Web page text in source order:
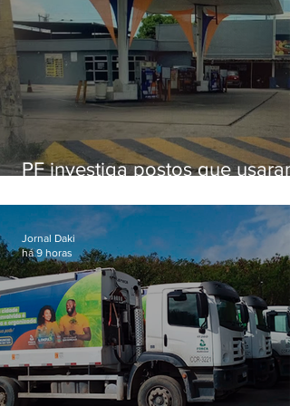
PF investiga postos que usaram
secretário morto em 2020
Jornal Daki
há 9 horas